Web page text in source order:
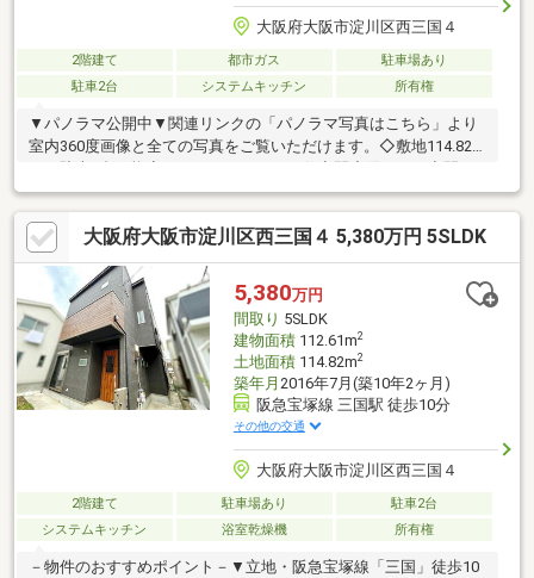
大阪府大阪市淀川区西三国４
2階建て 都市ガス
駐車場あり
駐車2台
システムキッチン 所有権
▼パノラマ公開中▼関連リンクの「パノラマ写真はこちら」より
室内360度画像と全ての写真をご覧いただけます。◇敷地114.82
有効に活用した屋根裏収納付き◇近隣に小中学校があり、安心の
通学環境～リフォーム内容～クロス・ＣＦ・フロアタイル張替、
玄関ドア・リビングドア交換電動シャッター・洗面台交換、リビ
ング塗装、洗い工事【教育施設】三国小学校：徒歩8分三国中学
校：徒歩5分業務スーパー新大阪三国店：徒歩9分セブンイレブ
ン：徒歩6分スギ薬局三国駅前店：徒歩8分皆様からのご連絡を心
よりお待ちしております。
大阪府大阪市淀川区西三国４ 5,380万円 5SLDK
5,380万円
間取り 5SLDK
建物面積112.61m2
土地面積114.82m2
築年月 2016年7月(築10年2ヶ月)
阪急宝塚線 三国駅 徒歩10分
その他の交通
大阪府大阪市淀川区西三国４
2階建て 駐車場あり
駐車2台
システムキッチン
浴室乾燥機 所有権
－物件のおすすめポイント－▼立地・阪急宝塚線「三国」徒歩10